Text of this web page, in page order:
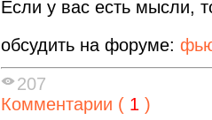
Если у вас есть мысли,
обсудить на форуме:
207
Комментарии ( 1 )